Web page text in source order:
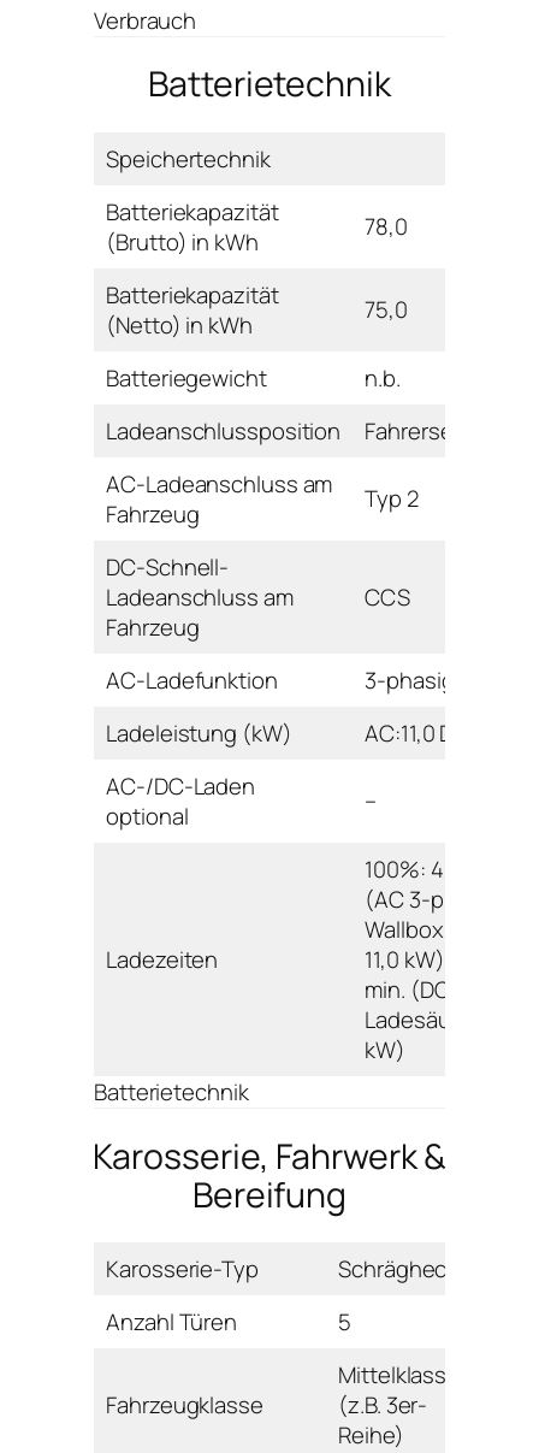
Verbrauch
Batterietechnik
Speichertechnik
Batteriekapazität
(Brutto) in kWh
78,0
Batteriekapazität
(Netto) in kWh
75,0
Batteriegewicht
n.b.
Ladeanschlussposition
Fahrerseite
AC-Ladeanschluss am
Fahrzeug
Typ 2
DC-Schnell-
Ladeanschluss am
Fahrzeug
CCS
AC-Ladefunktion
3-phasig
Ladeleistung (kW)
AC:11,0 DC:150,0
AC-/DC-Laden
optional
–
Ladezeiten
100%: 420 min.
(AC 3-phasig
Wallbox/
11,0 kW); 80%: 40
min. (DC
Ladesäule 150,0
kW)
Batterietechnik
Karosserie, Fahrwerk &
Bereifung
Karosserie-Typ
Schrägheck
Anzahl Türen
5
Fahrzeugklasse
Mittelklasse
(z.B. 3er-
Reihe)